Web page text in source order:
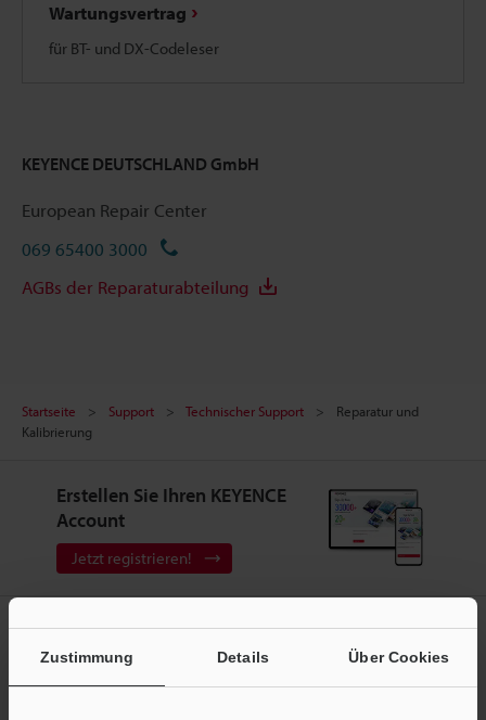
Zustimmung Details Über Cookies
Wartungsvertrag
für BT- und DX-Codeleser
KEYENCE DEUTSCHLAND GmbH
European Repair Center
069 65400 3000
AGBs der Reparaturabteilung
Startseite Support Technischer Support
Reparatur und
Kalibrierung
Erstellen Sie Ihren KEYENCE
Account
Jetzt registrieren!
Newsletter-Anmeldung
Jetzt anmelden